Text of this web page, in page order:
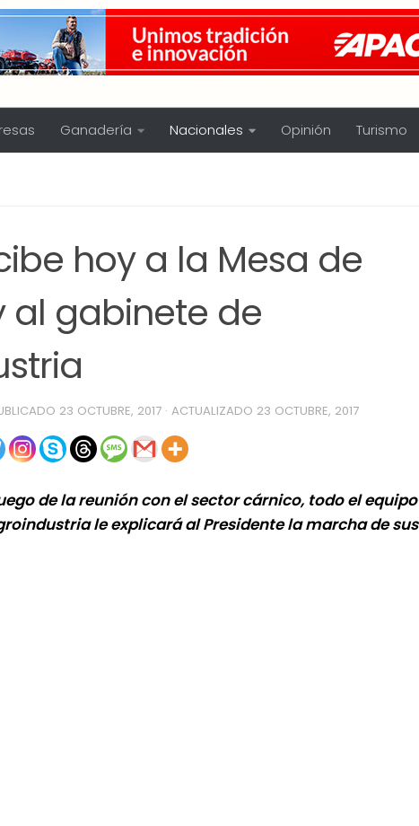
Ganadería Nacionales Opinión Turismo
hoy a la Mesa de
al gabinete de
23 OCTUBRE, 2017 · ACTUALIZADO 23 OCTUBRE, 2017
de la reunión con el sector cárnico, todo el equipo
le explicará al Presidente la marcha de sus